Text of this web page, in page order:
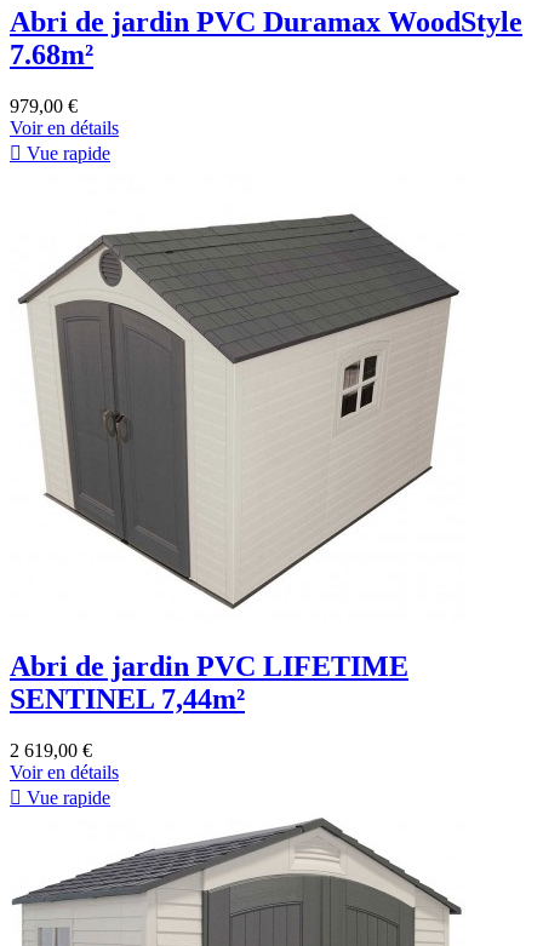
Abri de jardin PVC Duramax WoodStyle
7.68m²
979,00 €
Voir en détails
 Vue rapide
Abri de jardin PVC LIFETIME
SENTINEL 7,44m²
2 619,00 €
Voir en détails
 Vue rapide